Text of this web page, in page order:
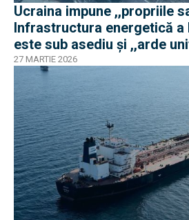
Ucraina impune ,,propriile
Infrastructura energetică a
este sub asediu şi ,,arde
27 MARTIE 2026